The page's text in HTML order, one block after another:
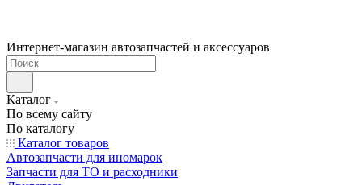
Интернет-магазин автозапчастей и аксессуаров
Каталог
По всему сайту
По каталогу
Каталог товаров
Автозапчасти для иномарок
Запчасти для ТО и расходники